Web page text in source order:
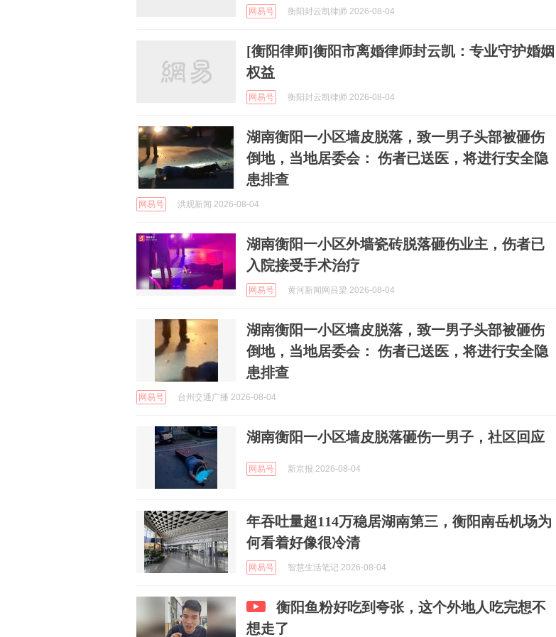
网易号 衡阳封云凯律师 2026-08-04
[衡阳律师]衡阳市离婚律师封云凯：专业守护婚姻
权益
网易号 衡阳封云凯律师 2026-08-04
湖南衡阳一小区墙皮脱落，致一男子头部被砸伤
倒地，当地居委会： 伤者已送医，将进行安全隐
患排查
网易号 洪观新闻 2026-08-04
湖南衡阳一小区外墙瓷砖脱落砸伤业主，伤者已
入院接受手术治疗
网易号 黄河新闻网吕梁 2026-08-04
湖南衡阳一小区墙皮脱落，致一男子头部被砸伤
倒地，当地居委会： 伤者已送医，将进行安全隐
患排查
网易号 台州交通广播 2026-08-04
湖南衡阳一小区墙皮脱落砸伤一男子，社区回应
网易号 新京报 2026-08-04
年吞吐量超114万稳居湖南第三，衡阳南岳机场为
何看着好像很冷清
网易号 智慧生活笔记 2026-08-04
衡阳鱼粉好吃到夸张，这个外地人吃完想不
想走了